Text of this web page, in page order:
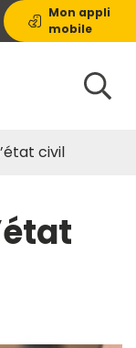
Mon appli
mobile
civil